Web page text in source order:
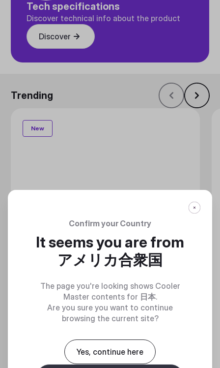
Tech specifications
Discover technical info about the product
Discover
Trending
New
MASTERLIQUID ATMOS II LCD
360 DEGREES OF COOL​
Confirm your Country
It seems you are from
アメリカ合衆国
The page you're looking shows Cooler
Master contents for 日本.
Are you sure you want to continue
browsing the current site?
Yes, continue here